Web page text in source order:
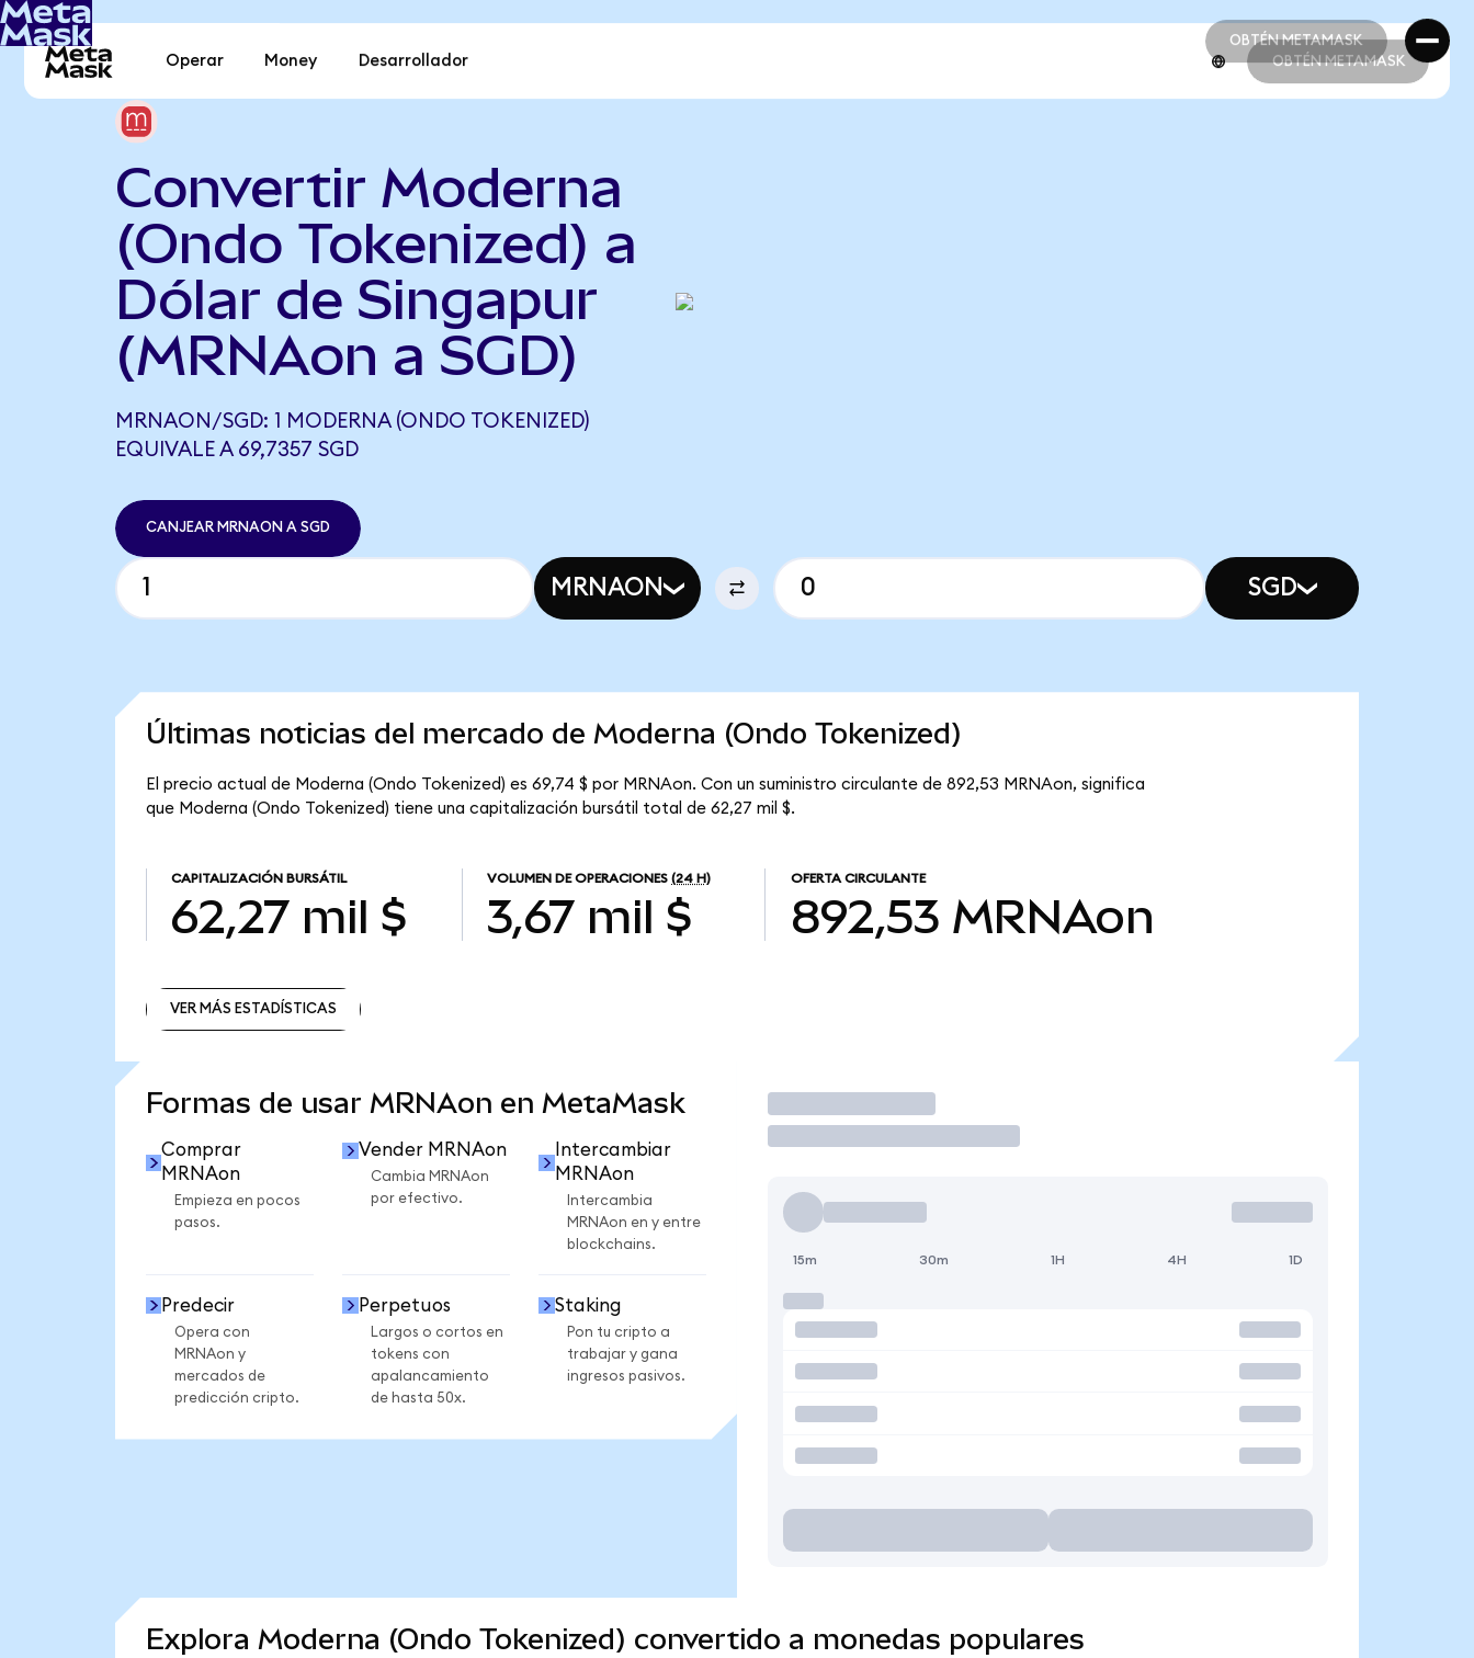
OBTÉN METAMASK
OBTÉN METAMASK
Operar Money Desarrollador OBTÉN METAMASK
Convertir Moderna
(Ondo Tokenized) a
Dólar de Singapur
(MRNAon a SGD)
MRNAON/SGD: 1 MODERNA (ONDO TOKENIZED)
EQUIVALE A 69,7357 SGD
CANJEAR MRNAON A SGD
MRNAON SGD
Últimas noticias del mercado de Moderna (Ondo Tokenized)
El precio actual de Moderna (Ondo Tokenized) es 69,74 $ por MRNAon. Con un suministro circulante de 892,53 MRNAon, significa
que Moderna (Ondo Tokenized) tiene una capitalización bursátil total de 62,27 mil $.
CAPITALIZACIÓN BURSÁTIL
62,27 mil $
VOLUMEN DE OPERACIONES (24 H)
3,67 mil $
OFERTA CIRCULANTE
892,53 MRNAon
VER MÁS ESTADÍSTICAS
Formas de usar MRNAon en MetaMask
Comprar
MRNAon
Empieza en pocos
pasos.
Vender MRNAon
Cambia MRNAon
por efectivo.
Intercambiar
MRNAon
Intercambia
MRNAon en y entre
blockchains.
Predecir
Opera con
MRNAon y
mercados de
predicción cripto.
Perpetuos
Largos o cortos en
tokens con
apalancamiento
de hasta 50x.
Staking
Pon tu cripto a
trabajar y gana
ingresos pasivos.
Operar
15m 30m 1H 4H 1D
Explora Moderna (Ondo Tokenized) convertido a monedas populares